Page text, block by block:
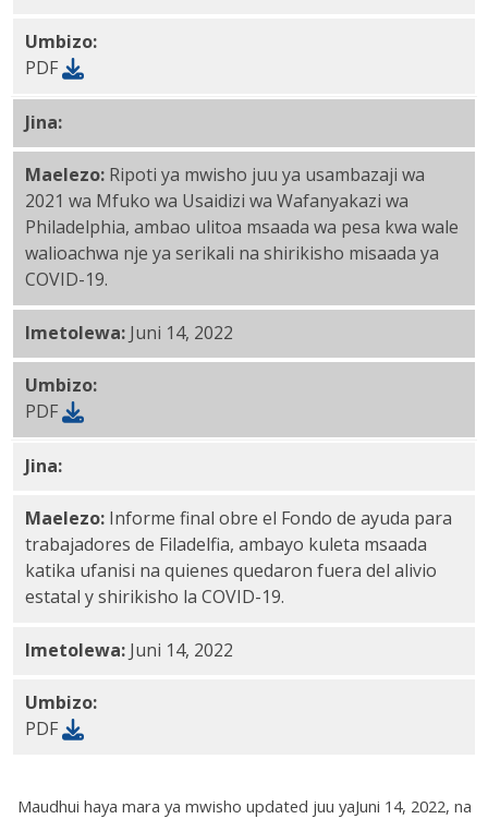
Umbizo:
PDF
Jina:Ripoti ya Mfuko wa Usaidizi wa Wafanyakazi
Maelezo: Ripoti ya mwisho juu ya usambazaji wa
2021 wa Mfuko wa Usaidizi wa Wafanyakazi wa
Philadelphia, ambao ulitoa msaada wa pesa kwa wale
walioachwa nje ya serikali na shirikisho misaada ya
COVID-19.
Imetolewa: Juni 14, 2022
Umbizo:
PDF
Jina:Ripoti ya Mfuko wa Usaidizi wa Wafanyakazi
Maelezo: Informe final obre el Fondo de ayuda para
trabajadores de Filadelfia, ambayo kuleta msaada
katika ufanisi na quienes quedaron fuera del alivio
estatal y shirikisho la COVID-19.
Imetolewa: Juni 14, 2022
Umbizo:
PDF
Maudhui haya mara ya mwisho updated juu yaJuni 14, 2022, na